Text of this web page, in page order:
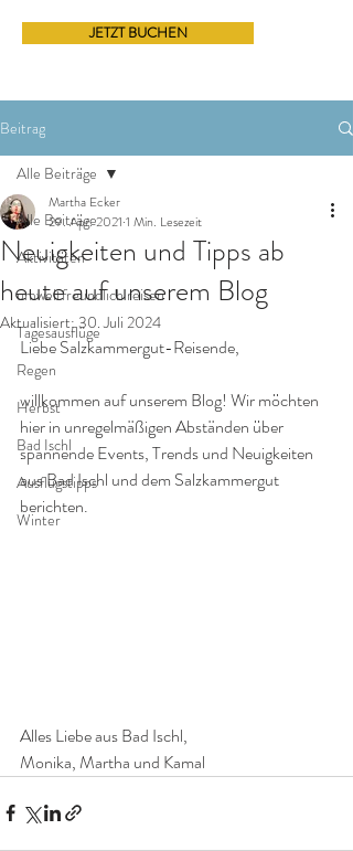
JETZT BUCHEN
Beitrag
Alle Beiträge
Aktivitäten
umweltfreundlich reisen
Tagesausflüge
Regen
Herbst
Bad Ischl
Ausflugstipps
Winter
Alle Beiträge
Neuigkeiten und Tipps ab
heute auf unserem Blog
Martha Ecker
29. Apr. 2021 1 Min. Lesezeit
Aktualisiert:30. Juli 2024
Liebe Salzkammergut-Reisende,
willkommen auf unserem Blog! Wir möchten
hier in unregelmäßigen Abständen über
spannende Events, Trends und Neuigkeiten
aus Bad Ischl und dem Salzkammergut
berichten.
Alles Liebe aus Bad Ischl,
Monika, Martha und Kamal